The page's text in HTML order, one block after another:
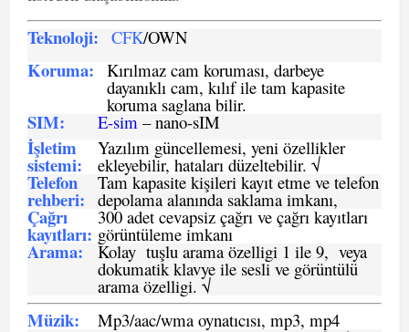
Teknoloji: CFK/OWN
Koruma: Kırılmaz cam koruması, darbeye
dayanıklı cam, kılıf ile tam kapasite
koruma saglana bilir.
SIM: E-sim – nano-sIM
İşletim
sistemi:
Yazılım güncellemesi, yeni özellikler
ekleyebilir, hataları düzeltebilir. √
Telefon
rehberi:
Tam kapasite kişileri kayıt etme ve telefon
depolama alanında saklama imkanı,
Çağrı
kayıtları:
300 adet cevapsiz çağrı ve çağrı kayıtları
görüntüleme imkanı
Arama: Kolay tuşlu arama özelligi 1 ile 9, veya
dokumatik klavye ile sesli ve görüntülü
arama özelligi. √
Müzik: Mp3/aac/wma oynatıcısı, mp3, mp4